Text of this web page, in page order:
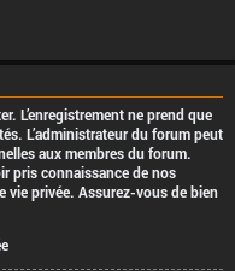
L’enregistrement ne prend que
L’administrateur du forum peut
aux membres du forum.
pris connaissance de nos
vie privée. Assurez-vous de bien